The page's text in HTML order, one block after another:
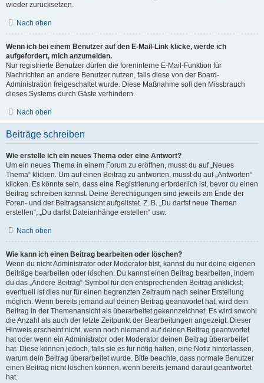
wieder zurücksetzen.
Nach oben
Wenn ich bei einem Benutzer auf den E-Mail-Link klicke, werde ich
aufgefordert, mich anzumelden.
Nur registrierte Benutzer dürfen die foreninterne E-Mail-Funktion für
Nachrichten an andere Benutzer nutzen, falls diese von der Board-
Administration freigeschaltet wurde. Diese Maßnahme soll den Missbrauch
dieses Systems durch Gäste verhindern.
Nach oben
Beiträge schreiben
Wie erstelle ich ein neues Thema oder eine Antwort?
Um ein neues Thema in einem Forum zu eröffnen, musst du auf „Neues
Thema“ klicken. Um auf einen Beitrag zu antworten, musst du auf „Antworten“
klicken. Es könnte sein, dass eine Registrierung erforderlich ist, bevor du einen
Beitrag schreiben kannst. Deine Berechtigungen sind jeweils am Ende der
Foren- und der Beitragsansicht aufgelistet. Z. B. „Du darfst neue Themen
erstellen“, „Du darfst Dateianhänge erstellen“ usw.
Nach oben
Wie kann ich einen Beitrag bearbeiten oder löschen?
Wenn du nicht Administrator oder Moderator bist, kannst du nur deine eigenen
Beiträge bearbeiten oder löschen. Du kannst einen Beitrag bearbeiten, indem
du das „Ändere Beitrag“-Symbol für den entsprechenden Beitrag anklickst;
eventuell ist dies nur für einen begrenzten Zeitraum nach seiner Erstellung
möglich. Wenn bereits jemand auf deinen Beitrag geantwortet hat, wird dein
Beitrag in der Themenansicht als überarbeitet gekennzeichnet. Es wird sowohl
die Anzahl als auch der letzte Zeitpunkt der Bearbeitungen angezeigt. Dieser
Hinweis erscheint nicht, wenn noch niemand auf deinen Beitrag geantwortet
hat oder wenn ein Administrator oder Moderator deinen Beitrag überarbeitet
hat. Diese können jedoch, falls sie es für nötig halten, eine Notiz hinterlassen,
warum dein Beitrag überarbeitet wurde. Bitte beachte, dass normale Benutzer
einen Beitrag nicht löschen können, wenn bereits jemand darauf geantwortet
hat.